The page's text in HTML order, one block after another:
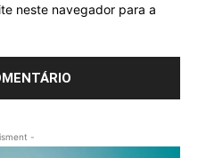
neste navegador para a
-